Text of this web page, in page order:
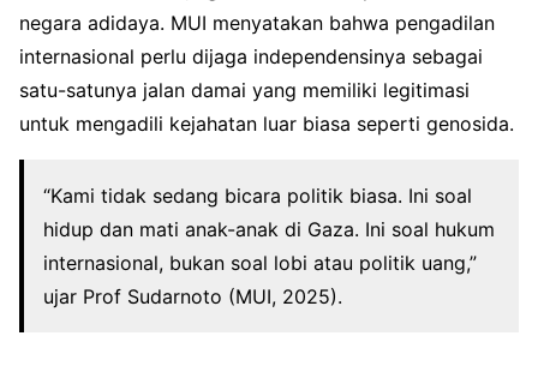
negara adidaya. MUI menyatakan bahwa pengadilan
internasional perlu dijaga independensinya sebagai
satu-satunya jalan damai yang memiliki legitimasi
untuk mengadili kejahatan luar biasa seperti genosida.
“Kami tidak sedang bicara politik biasa. Ini soal
hidup dan mati anak-anak di Gaza. Ini soal hukum
internasional, bukan soal lobi atau politik uang,”
ujar Prof Sudarnoto (MUI, 2025).